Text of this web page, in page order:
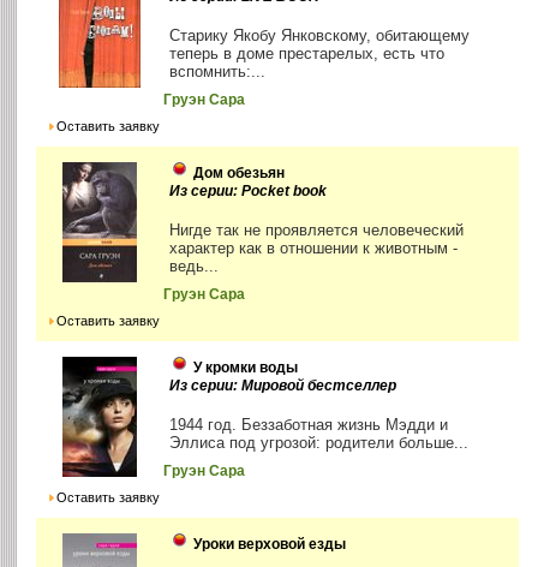
Старику Якобу Янковскому, обитающему
теперь в доме престарелых, есть что
вспомнить:...
Груэн Сара
Оставить заявку
Дом обезьян
Из серии: Pocket book
Нигде так не проявляется человеческий
характер как в отношении к животным -
ведь...
Груэн Сара
Оставить заявку
У кромки воды
Из серии: Мировой бестселлер
1944 год. Беззаботная жизнь Мэдди и
Эллиса под угрозой: родители больше...
Груэн Сара
Оставить заявку
Уроки верховой езды